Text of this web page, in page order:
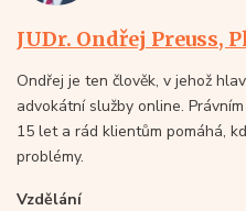
JUDr. Ondřej Preuss,
Ondřej je ten člověk, v jehož
advokátní služby online.
15 let a rád klientům pomáhá,
problémy.
Vzdělání